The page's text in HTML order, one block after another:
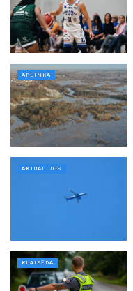
APLINKA
AKTUALIJOS
KLAIPĖDA